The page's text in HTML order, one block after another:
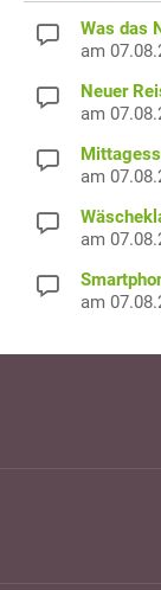
Was das
am
Neuer
am
am
am
am